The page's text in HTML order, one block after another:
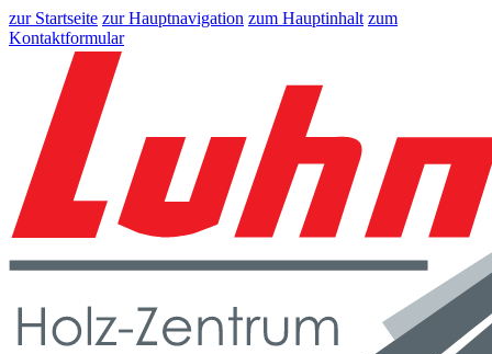
zur Startseite zur Hauptnavigation zum Hauptinhalt zum
Kontaktformular